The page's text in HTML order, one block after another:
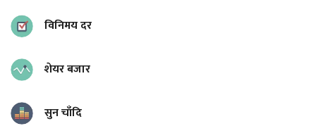
विनिमय दर
शेयर बजार
सुन चाँदि